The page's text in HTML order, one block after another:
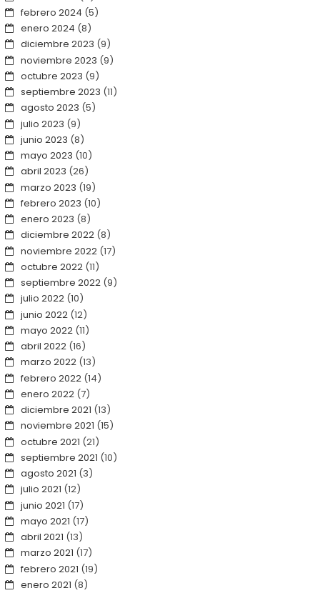
febrero 2024 (5)
enero 2024 (8)
diciembre 2023 (9)
noviembre 2023 (9)
octubre 2023 (9)
septiembre 2023 (11)
agosto 2023 (5)
julio 2023 (9)
junio 2023 (8)
mayo 2023 (10)
abril 2023 (26)
marzo 2023 (19)
febrero 2023 (10)
enero 2023 (8)
diciembre 2022(8)
noviembre 2022(17)
octubre 2022(11)
septiembre 2022(9)
julio 2022(10)
junio 2022(12)
mayo 2022(11)
abril 2022(16)
marzo 2022(13)
febrero 2022(14)
enero 2022(7)
diciembre 2021 (13)
noviembre 2021 (15)
octubre 2021 (21)
septiembre 2021 (10)
agosto 2021 (3)
julio 2021 (12)
junio 2021 (17)
mayo 2021 (17)
abril 2021 (13)
marzo 2021 (17)
febrero 2021 (19)
enero 2021 (8)